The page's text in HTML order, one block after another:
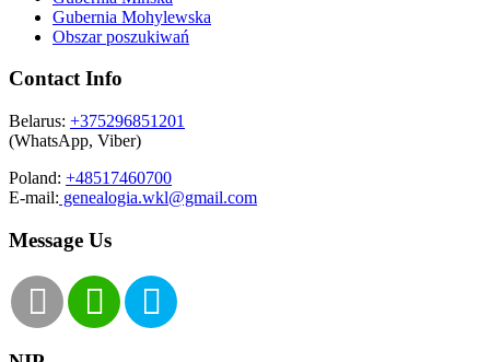
Gubernia Mohylewska
Obszar poszukiwań
Contact Info
Belarus: +375296851201
(WhatsApp, Viber)
Poland: +48517460700
E-mail: genealogia.wkl@gmail.com
Message Us